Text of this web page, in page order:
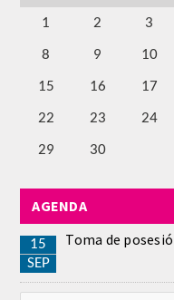
ESTOMATOLOGIA
QUIRURGICA
ORTOGNATIA
NÚMERO
Alfabético
Número de Medalla
1 2 3
8 9 10
15 16 17
22 23 24
29 30
AGENDA
15
SEP
Toma de